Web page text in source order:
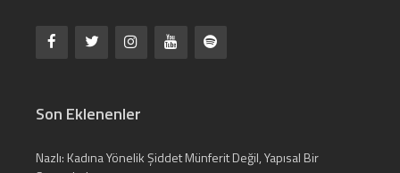
Son Eklenenler
Nazlı: Kadına Yönelik Şiddet Münferit Değil, Yapısal Bir